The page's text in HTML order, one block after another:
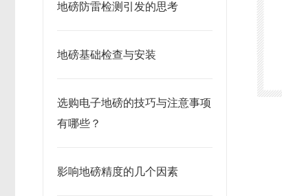
地磅防雷检测引发的思考
地磅基础检查与安装
选购电子地磅的技巧与注意事项
有哪些？
影响地磅精度的几个因素